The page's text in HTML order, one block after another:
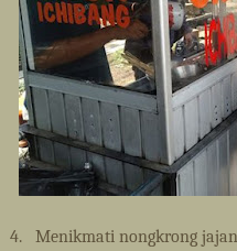
4.
Menikmati nongkrong